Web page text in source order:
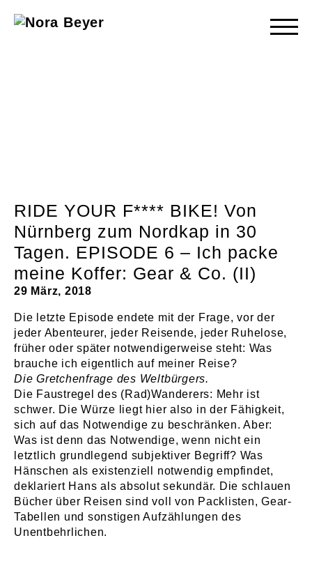
RIDE YOUR F**** BIKE! Von
Nürnberg zum Nordkap in 30
Tagen. EPISODE 6 – Ich packe
meine Koffer: Gear & Co. (II)
29 März, 2018
Die letzte Episode endete mit der Frage, vor der
jeder Abenteurer, jeder Reisende, jeder Ruhelose,
früher oder später notwendigerweise steht: Was
brauche ich eigentlich auf meiner Reise?
Die Gretchenfrage des Weltbürgers.
Die Faustregel des (Rad)Wanderers: Mehr ist
schwer. Die Würze liegt hier also in der Fähigkeit,
sich auf das Notwendige zu beschränken. Aber:
Was ist denn das Notwendige, wenn nicht ein
letztlich grundlegend subjektiver Begriff? Was
Hänschen als existenziell notwendig empfindet,
deklariert Hans als absolut sekundär. Die schlauen
Bücher über Reisen sind voll von Packlisten, Gear-
Tabellen und sonstigen Aufzählungen des
Unentbehrlichen.